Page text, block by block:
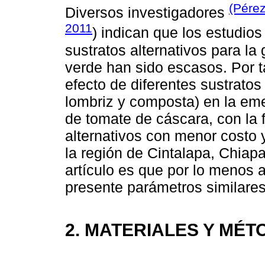
Diversos investigadores
2011) indican que los
sustratos alternativos para la
verde han sido escasos. Por
efecto de diferentes
lombriz y composta) en la
de tomate de cáscara, con
alternativos con menor costo
la región de Cintalapa,
artículo es que por lo menos
presente parámetros
2. MATERIALES Y